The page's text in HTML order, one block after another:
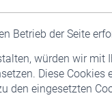
Betrieb der Seite
würden wir mit
Diese Cookies
den eingesetzten